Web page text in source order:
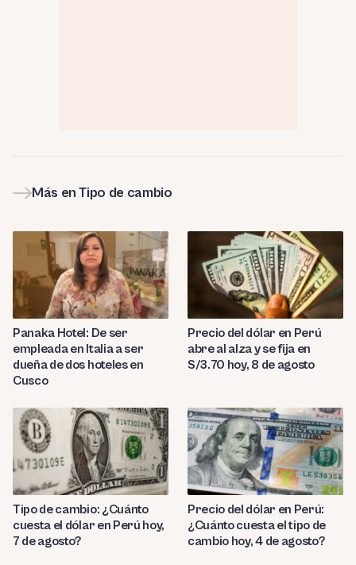
Más en Tipo de cambio
Panaka Hotel: De ser
empleada en Italia a ser
dueña de dos hoteles en
Cusco
Precio del dólar en Perú
abre al alza y se fija en
S/3.70 hoy, 8 de agosto
Tipo de cambio: ¿Cuánto
cuesta el dólar en Perú hoy,
7 de agosto?
Precio del dólar en Perú:
¿Cuánto cuesta el tipo de
cambio hoy, 4 de agosto?